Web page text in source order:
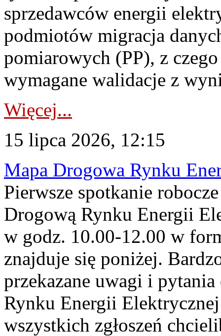
sprzedawców energii
podmiotów migracja
pomiarowych (PP), z
wymagane walidacje z
Więcej...
15 lipca 2026, 12:15
Mapa Drogowa Rynku
Pierwsze spotkanie
Drogową Rynku Energii
w godz. 10.00-12.00 w
znajduje się poniżej.
przekazane uwagi i
Rynku Energii
wszystkich zgłoszeń